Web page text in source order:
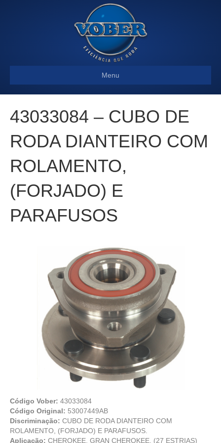
Menu
43033084 – CUBO DE
RODA DIANTEIRO COM
ROLAMENTO,
(FORJADO) E
PARAFUSOS
Código Vober: 43033084
Código Original: 53007449AB
Discriminação: CUBO DE RODA DIANTEIRO COM
ROLAMENTO, (FORJADO) E PARAFUSOS.
Aplicação: CHEROKEE, GRAN CHEROKEE. (27 ESTRIAS)